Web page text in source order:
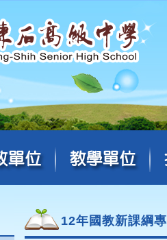
12年國教新課綱